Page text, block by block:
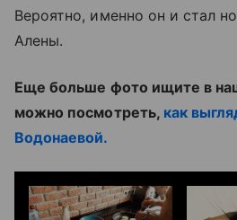
Вероятно, именно он и стал
Алены.
Еще больше фото ищите в
можно посмотреть, как
Водонаевой.